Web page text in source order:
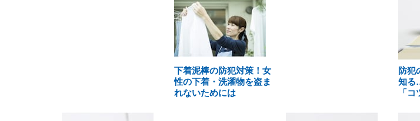
下着泥棒の防犯対策！女
性の下着・洗濯物を盗ま
れないためには
防犯
知る
「コ